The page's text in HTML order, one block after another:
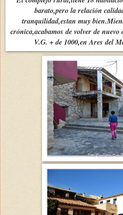
barato,pero la relación
tranquilidad,estan muy
crónica,acabamos de volver de
V.G. + de 1000,en Ares del